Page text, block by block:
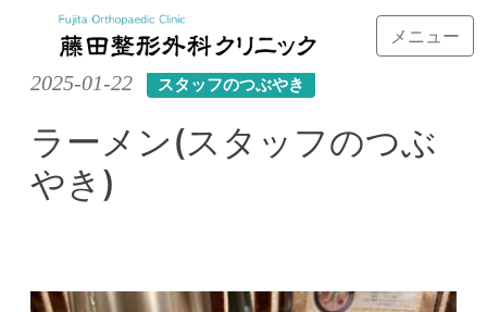
メニュー
2025-01-22 スタッフのつぶやき
ラーメン(スタッフのつぶ
やき)